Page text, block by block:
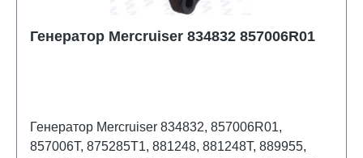
Генератор Mercruiser 834832 857006R01
Генератор Mercruiser 834832, 857006R01,
857006T, 875285T1, 881248, 881248T, 889955,